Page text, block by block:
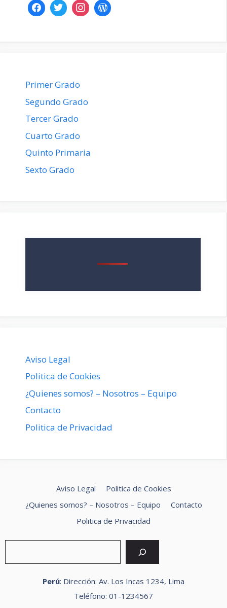
Primer Grado
Segundo Grado
Tercer Grado
Cuarto Grado
Quinto Primaria
Sexto Grado
Aviso Legal
Politica de Cookies
¿Quienes somos? – Nosotros – Equipo
Contacto
Politica de Privacidad
Aviso Legal
Politica de Cookies
¿Quienes somos? – Nosotros – Equipo
Contacto
Politica de Privacidad
Perú: Dirección: Av. Los Incas 1234, Lima
Teléfono: 01-1234567